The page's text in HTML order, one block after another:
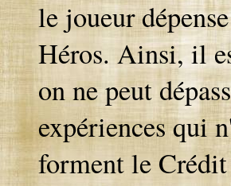
le joueur
Héros. Ainsi, il
on ne peut
expériences qui
forment le Crédit